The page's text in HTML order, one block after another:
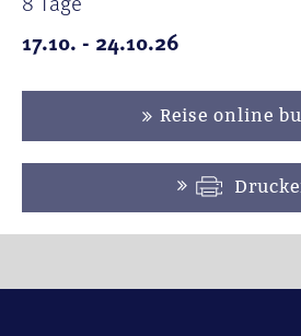
17.10. - 24.10.26
Reise online